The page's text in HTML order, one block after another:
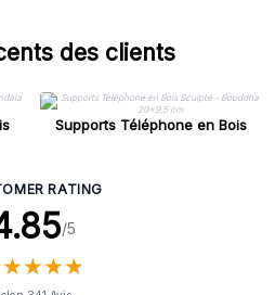
des clients
Supports Téléphone en Bois
RATING
/5
★★★★
★★★★